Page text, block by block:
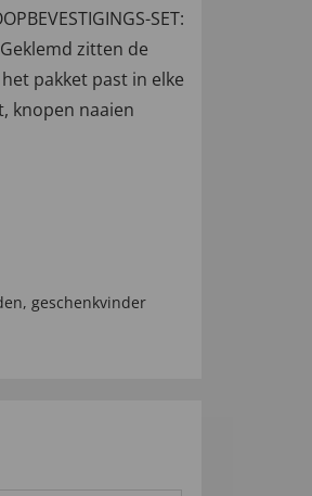
SET:
zitten de
pakket past in elke
knopen naaien
, geschenkvinder